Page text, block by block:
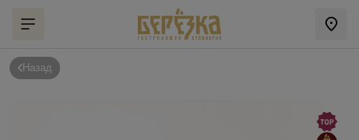
Назад